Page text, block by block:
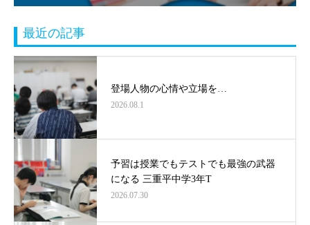
最近の記事
登場人物の心情や立場を…
2026.08.1
予習は授業でもテストでも最強の武器
になる 三重平中学3年T
2026.07.30